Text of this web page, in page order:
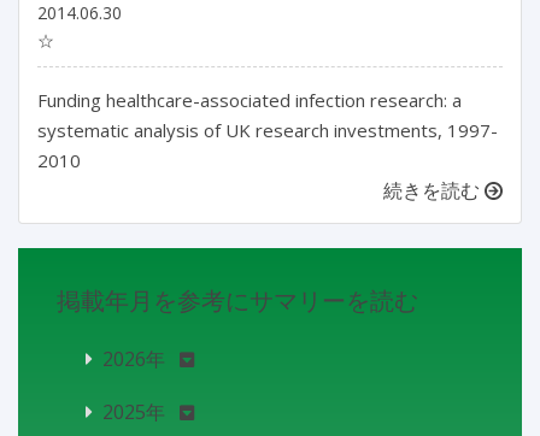
2014.06.30
☆
Funding healthcare-associated infection research: a
systematic analysis of UK research investments, 1997-
2010
続きを読む
掲載年月を参考にサマリーを読む
2026年
2025年